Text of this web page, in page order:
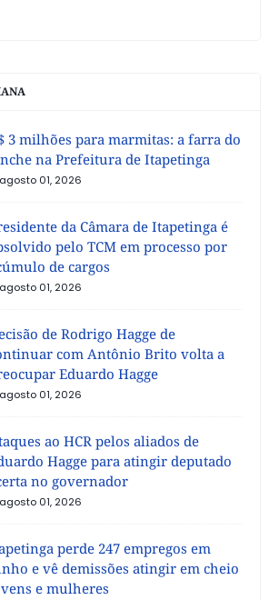
3 milhões para marmitas: a farra do
na Prefeitura de Itapetinga
agosto 01, 2026
da Câmara de Itapetinga é
pelo TCM em processo por
de cargos
agosto 01, 2026
de Rodrigo Hagge de
com Antônio Brito volta a
Eduardo Hagge
agosto 01, 2026
ao HCR pelos aliados de
Hagge para atingir deputado
no governador
agosto 01, 2026
perde 247 empregos em
e vê demissões atingir em cheio
e mulheres